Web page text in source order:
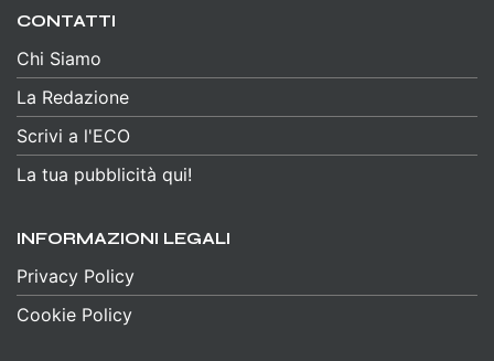
CONTATTI
Chi Siamo
La Redazione
Scrivi a l'ECO
La tua pubblicità qui!
INFORMAZIONI LEGALI
Privacy Policy
Cookie Policy